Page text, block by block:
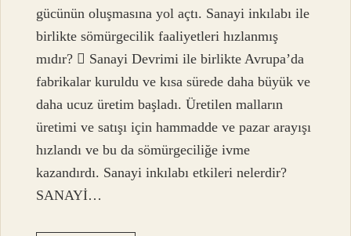
gücünün oluşmasına yol açtı. Sanayi inkılabı ile
birlikte sömürgecilik faaliyetleri hızlanmış
mıdır?  Sanayi Devrimi ile birlikte Avrupa’da
fabrikalar kuruldu ve kısa sürede daha büyük ve
daha ucuz üretim başladı. Üretilen malların
üretimi ve satışı için hammadde ve pazar arayışı
hızlandı ve bu da sömürgeciliğe ivme
kazandırdı. Sanayi inkılabı etkileri nelerdir?
SANAYİ…